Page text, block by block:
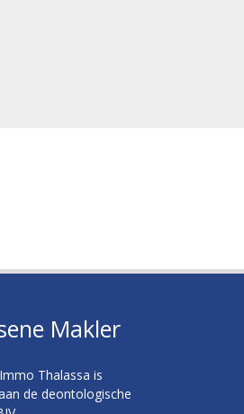
Makler
Thalassa is
de deontologische